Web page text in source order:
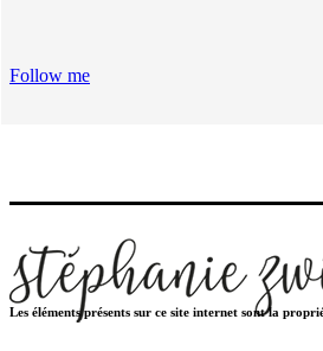
Follow me
Les éléments présents sur ce site internet sont la